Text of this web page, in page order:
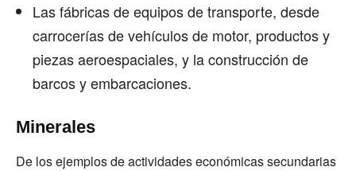
Las fábricas de equipos de transporte, desde
carrocerías de vehículos de motor, productos y
piezas aeroespaciales, y la construcción de
barcos y embarcaciones.
Minerales
De los ejemplos de actividades económicas secundarias